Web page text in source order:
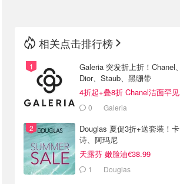
相关点击排行榜
Galeria 突发折上折！Chanel、
Dior、Staub、黑绷带
4折起+叠8折 Chanel洁面罕见
€430 Galeria
Douglas 夏促3折+送套装！卡
诗、阿玛尼
天露芬 嫩脸油€38.99
1 Douglas